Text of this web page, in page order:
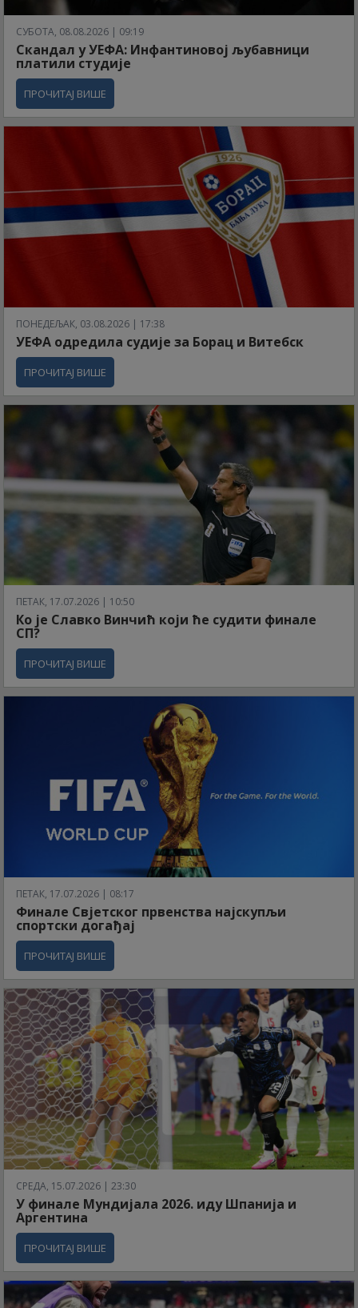
СУБОТА, 08.08.2026 | 09:19
Скандал у УЕФА: Инфантиновој љубавници
платили студије
ПРОЧИТАЈ ВИШЕ
ПОНЕДЕЉАК, 03.08.2026 | 17:38
УЕФА одредила судије за Борац и Витебск
ПРОЧИТАЈ ВИШЕ
ПЕТАК, 17.07.2026 | 10:50
Ко је Славко Винчић који ће судити финале
СП?
ПРОЧИТАЈ ВИШЕ
ПЕТАК, 17.07.2026 | 08:17
Финале Свјетског првенства најскупљи
спортски догађај
ПРОЧИТАЈ ВИШЕ
СРЕДА, 15.07.2026 | 23:30
У финале Мундијала 2026. иду Шпанија и
Аргентина
ПРОЧИТАЈ ВИШЕ